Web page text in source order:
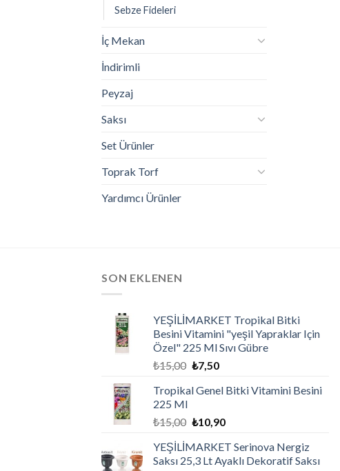
Sebze Fideleri
İç Mekan
İndirimli
Peyzaj
Saksı
Set Ürünler
Toprak Torf
Yardımcı Ürünler
SON EKLENEN
YEŞİLİMARKET Tropikal Bitki
Besini Vitamini "yeşil Yapraklar Için
Özel" 225 Ml Sıvı Gübre
₺15,00 ₺7,50
Tropikal Genel Bitki Vitamini Besini
225 Ml
₺15,00 ₺10,90
YEŞİLİMARKET Serinova Nergiz
Saksı 25,3 Lt Ayaklı Dekoratif Saksı